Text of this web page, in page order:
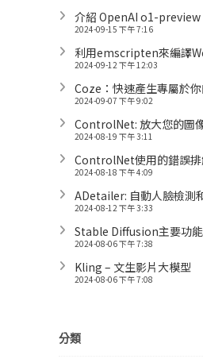
介紹 OpenAI o1-preview
2024-09-15 下午 7:16
利用emscripten來編譯
2024-09-12 下午 12:03
Coze：快速產生專屬於
2024-09-07 下午 9:02
ControlNet: 放大您的圖
2024-08-19 下午 3:11
ControlNet使用的錯誤
2024-08-18 下午 4:09
ADetailer: 自動人臉檢測
2024-08-12 下午 3:33
Stable Diffusion主要功
2024-08-06 下午 7:38
Kling – 文生影片大模型
2024-08-06 下午 7:08
分類